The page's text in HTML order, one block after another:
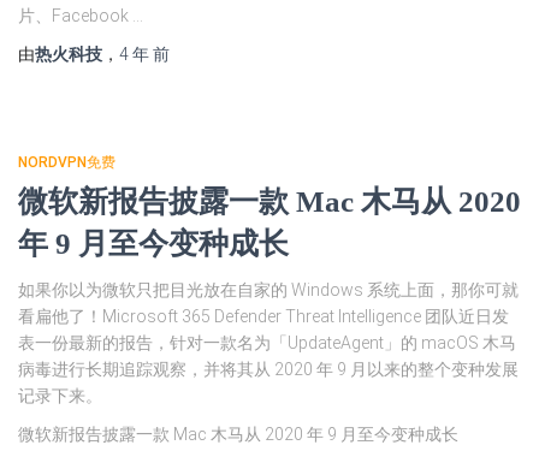
片、Facebook …
由热火科技 ， 4 年前
NORDVPN免费
微软新报告披露一款 Mac 木马从 2020
年 9 月至今变种成长
如果你以为微软只把目光放在自家的 Windows 系统上面，那你可就
看扁他了！Microsoft 365 Defender Threat Intelligence 团队近日发
表一份最新的报告，针对一款名为「UpdateAgent」的 macOS 木马
病毒进行长期追踪观察，并将其从 2020 年 9 月以来的整个变种发展
记录下来。
微软新报告披露一款 Mac 木马从 2020 年 9 月至今变种成长